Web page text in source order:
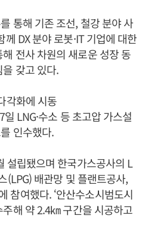
통해 기존 조선, 철강 분야 사
DX 분야 로봇·IT 기업에 대한
전사 차원의 새로운 성장 동
갖고 있다.
각화에 시동
LNG·수소 등 초고압 가스설
인수했다.
설립됐으며 한국가스공사의 L
(LPG) 배관망 및 플랜트공사,
참여했다. ‘안산수소시범도시
해 약 2.4㎞ 구간을 시공하고